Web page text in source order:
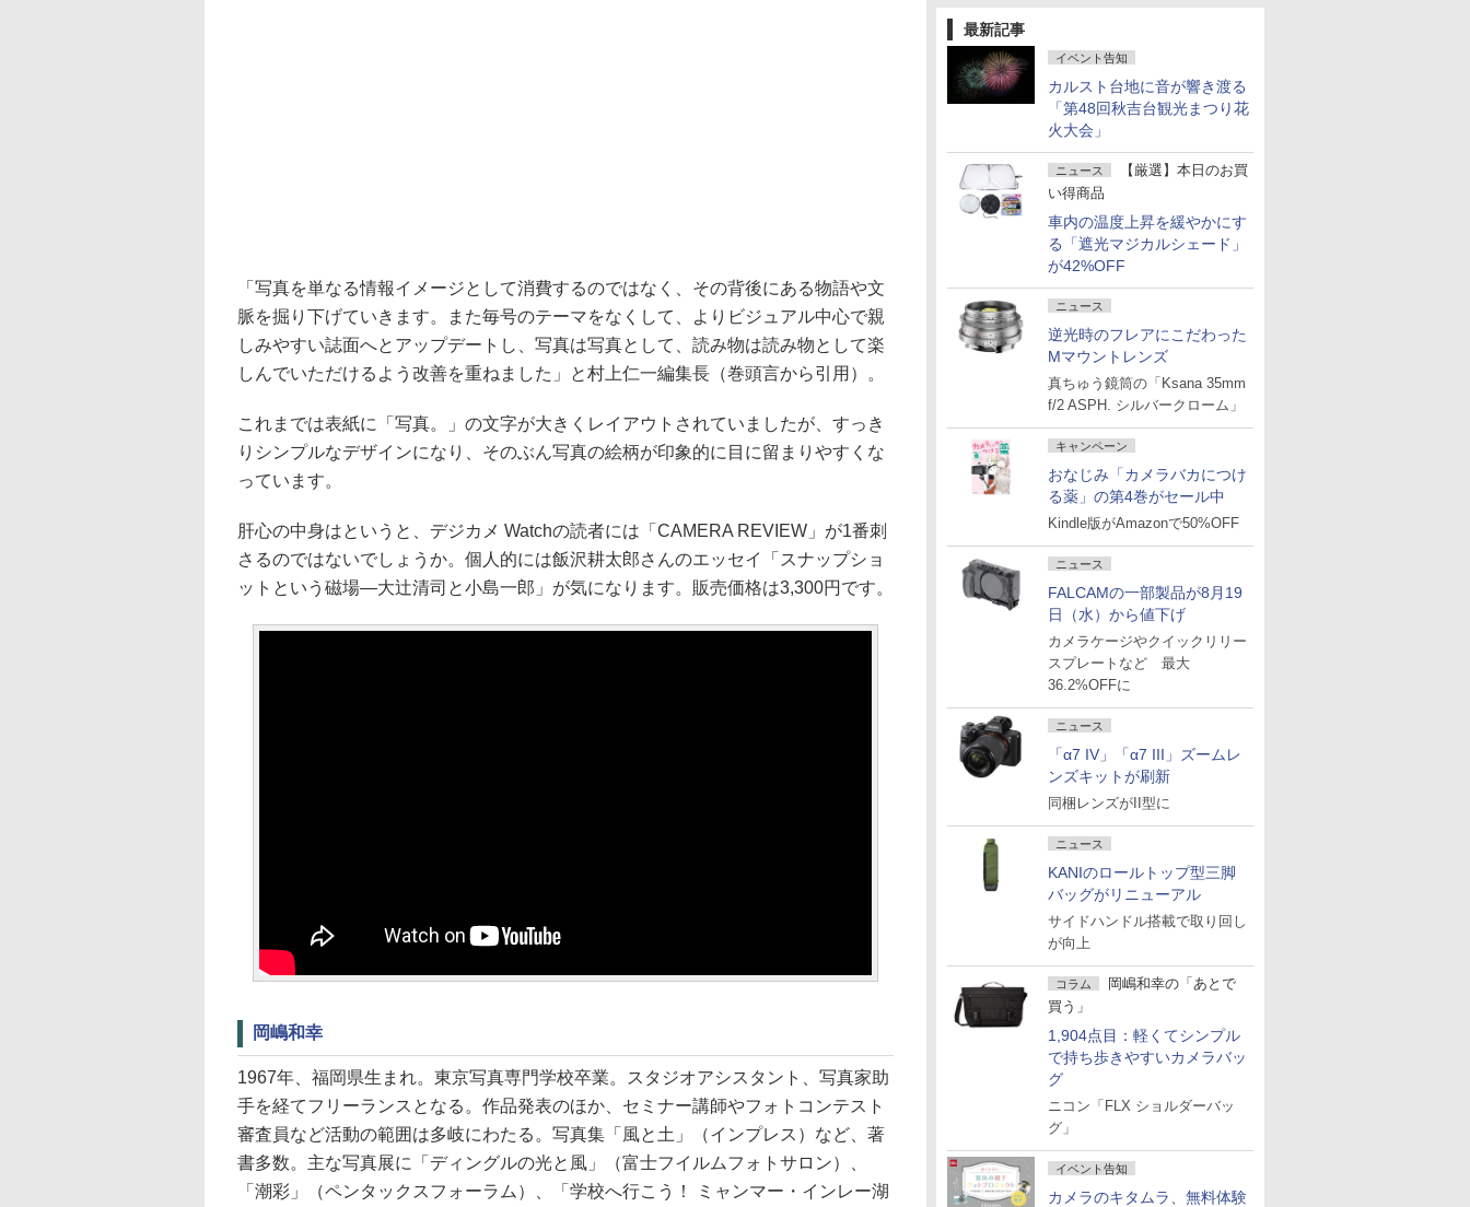
最新記事
イベント告知
カルスト台地に音が響き渡る
「第48回秋吉台観光まつり花
火大会」
ニュース
【厳選】本日のお買
い得商品
車内の温度上昇を緩やかにす
る「遮光マジカルシェード」
が42%OFF
ニュース
逆光時のフレアにこだわった
Mマウントレンズ
真ちゅう鏡筒の「Ksana 35mm
f/2 ASPH. シルバークローム」
キャンペーン
おなじみ「カメラバカにつけ
る薬」の第4巻がセール中
Kindle版がAmazonで50%OFF
ニュース
FALCAMの一部製品が8月19
日（水）から値下げ
カメラケージやクイックリリー
スプレートなど 最大
36.2%OFFに
ニュース
「α7 IV」「α7 III」ズームレ
ンズキットが刷新
同梱レンズがII型に
ニュース
KANIのロールトップ型三脚
バッグがリニューアル
サイドハンドル搭載で取り回し
が向上
コラム
岡嶋和幸の「あとで
買う」
1,904点目：軽くてシンプル
で持ち歩きやすいカメラバッ
グ
ニコン「FLX ショルダーバッ
グ」
イベント告知
カメラのキタムラ、無料体験
「写真を単なる情報イメージとして消費するのではなく、その背後にある物語や文
脈を掘り下げていきます。また毎号のテーマをなくして、よりビジュアル中心で親
しみやすい誌面へとアップデートし、写真は写真として、読み物は読み物として楽
しんでいただけるよう改善を重ねました」と村上仁一編集長（巻頭言から引用）。
これまでは表紙に「写真。」の文字が大きくレイアウトされていましたが、すっき
りシンプルなデザインになり、そのぶん写真の絵柄が印象的に目に留まりやすくな
っています。
肝心の中身はというと、デジカメ Watchの読者には「CAMERA REVIEW」が1番刺
さるのではないでしょうか。個人的には飯沢耕太郎さんのエッセイ「スナップショ
ットという磁場—大辻清司と小島一郎」が気になります。販売価格は3,300円です。
岡嶋和幸
1967年、福岡県生まれ。東京写真専門学校卒業。スタジオアシスタント、写真家助
手を経てフリーランスとなる。作品発表のほか、セミナー講師やフォトコンテスト
審査員など活動の範囲は多岐にわたる。写真集「風と土」（インプレス）など、著
書多数。主な写真展に「ディングルの光と風」（富士フイルムフォトサロン）、
「潮彩」（ペンタックスフォーラム）、「学校へ行こう！ ミャンマー・インレー湖